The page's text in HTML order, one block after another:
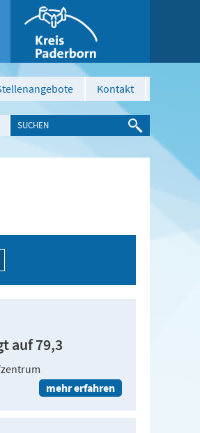
Kontakt
auf 79,3
mehr erfahren